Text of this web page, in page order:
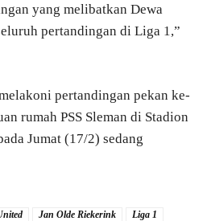
yang melibatkan Dewa
pertandingan di Liga 1,”
pertandingan pekan ke-
rumah PSS Sleman di Stadion
Jumat (17/2) sedang
Jan Olde Riekerink
Liga 1